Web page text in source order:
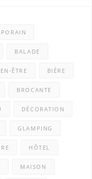
BALADE
ÊTRE BIÈRE
BROCANTE
DÉCORATION
GLAMPING
HÔTEL
MAISON